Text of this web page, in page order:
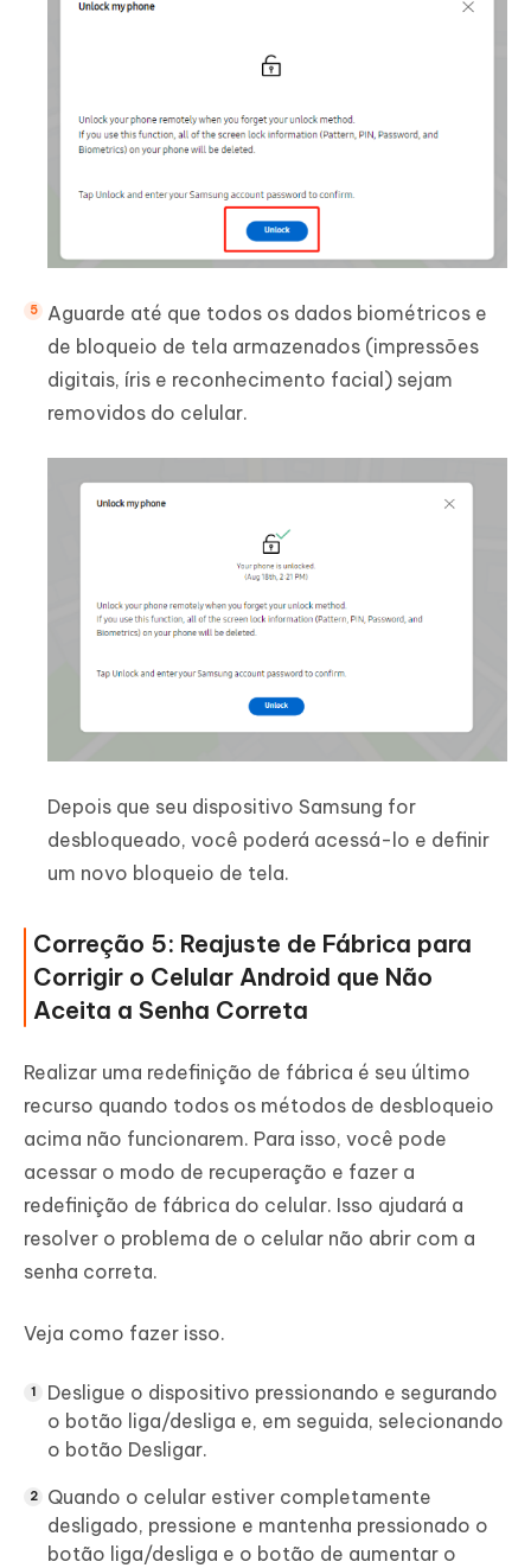
Aguarde até que todos os dados biométricos e
de bloqueio de tela armazenados (impressões
digitais, íris e reconhecimento facial) sejam
removidos do celular.
Depois que seu dispositivo Samsung for
desbloqueado, você poderá acessá-lo e definir
um novo bloqueio de tela.
Correção 5: Reajuste de Fábrica para
Corrigir o Celular Android que Não
Aceita a Senha Correta
Realizar uma redefinição de fábrica é seu último
recurso quando todos os métodos de desbloqueio
acima não funcionarem. Para isso, você pode
acessar o modo de recuperação e fazer a
redefinição de fábrica do celular. Isso ajudará a
resolver o problema de o celular não abrir com a
senha correta.
Veja como fazer isso.
Desligue o dispositivo pressionando e segurando
o botão liga/desliga e, em seguida, selecionando
o botão Desligar.
Quando o celular estiver completamente
desligado, pressione e mantenha pressionado o
botão liga/desliga e o botão de aumentar o